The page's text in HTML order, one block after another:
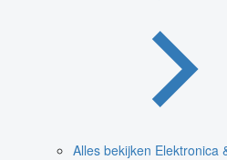
Alles bekijken Elektronica